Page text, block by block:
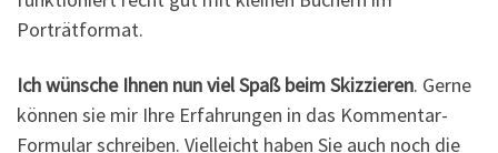
Porträtformat.
Ich wünsche Ihnen nun viel Spaß beim Skizzieren. Gerne
können sie mir Ihre Erfahrungen in das Kommentar-
Formular schreiben. Vielleicht haben Sie auch noch die